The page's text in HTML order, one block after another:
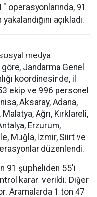
operasyonlarında, 91
açıkladı.
medya
göre, Jandarma Genel
koordinesinde, il
ekip ve 996 personel
Aksaray, Adana,
Ağrı, Kırklareli,
Erzurum,
Muğla, İzmir, Siirt ve
düzenlendi.
91 şüpheliden 55'i
kararı verildi. Diğer
Aramalarda 1 ton 47